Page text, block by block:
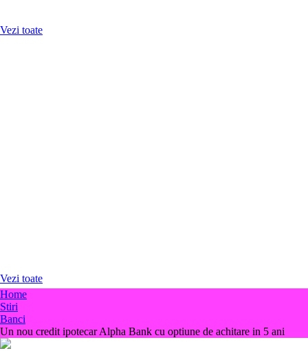
Vezi toate
Vezi toate
Home
Stiri
Banci
Un nou credit ipotecar Alpha Bank cu optiune de achitare in 5 ani